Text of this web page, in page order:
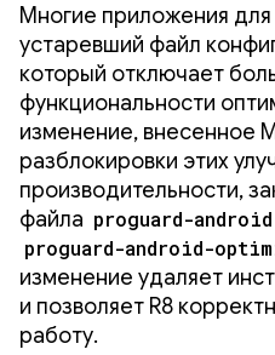
Многие приложения
устаревший файл
который отключает
функциональности
изменение, внесенное
разблокировки этих
производительности,
файла proguard-
proguard-android-
изменение удаляет
и позволяет R8
работу.